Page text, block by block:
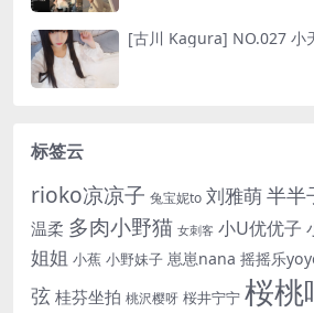
[古川 Kagura] NO.027 小
标签云
rioko凉凉子 兔宝妮to 刘雅萌半半
温柔 多肉小野猫 女刺客 小U优优子
姐姐 小蕉 小野妹子 崽崽nana 摇摇乐
弦 桂芬坐拍 桃沢樱呀 桜井宁宁 桜桃